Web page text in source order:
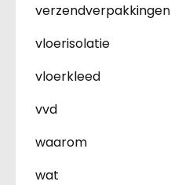
verzendverpakkingen
vloerisolatie
vloerkleed
vvd
waarom
wat